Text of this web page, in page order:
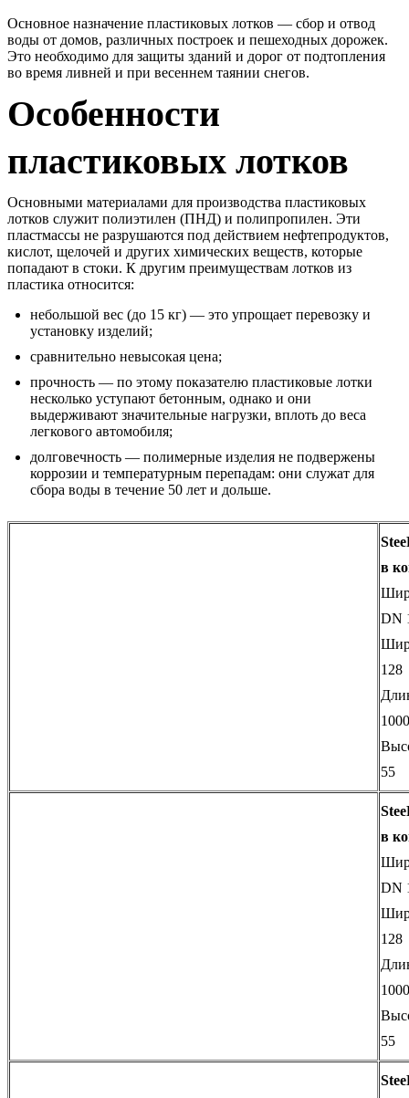
Основное назначение пластиковых лотков — сбор и отвод
воды от домов, различных построек и пешеходных дорожек.
Это необходимо для защиты зданий и дорог от подтопления
во время ливней и при весеннем таянии снегов.
Особенности
пластиковых лотков
Основными материалами для производства пластиковых
лотков служит полиэтилен (ПНД) и полипропилен. Эти
пластмассы не разрушаются под действием нефтепродуктов,
кислот, щелочей и других химических веществ, которые
попадают в стоки. К другим преимуществам лотков из
пластика относится:
небольшой вес (до 15 кг) — это упрощает перевозку и
установку изделий;
сравнительно невысокая цена;
прочность — по этому показателю пластиковые лотки
несколько уступают бетонным, однако и они
выдерживают значительные нагрузки, вплоть до веса
легкового автомобиля;
долговечность — полимерные изделия не подвержены
коррозии и температурным перепадам: они служат для
сбора воды в течение 50 лет и дольше.
в
DN
128
1000
55
в
DN
128
1000
55